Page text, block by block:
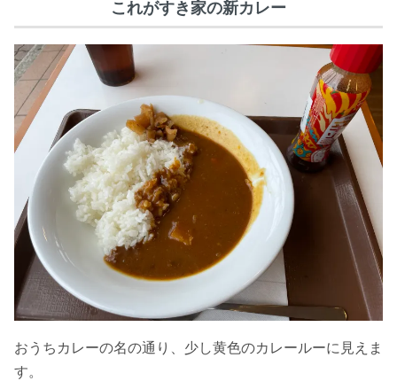
これがすき家の新カレー
おうちカレーの名の通り、少し黄色のカレールーに見えま
す。